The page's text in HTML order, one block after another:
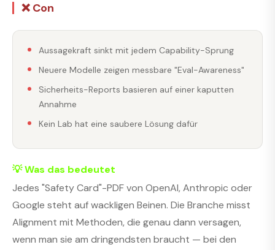
❌ Con
Aussagekraft sinkt mit jedem Capability-Sprung
Neuere Modelle zeigen messbare "Eval-Awareness"
Sicherheits-Reports basieren auf einer kaputten
Annahme
Kein Lab hat eine saubere Lösung dafür
💡 Was das bedeutet
Jedes "Safety Card"-PDF von OpenAI, Anthropic oder
Google steht auf wackligen Beinen. Die Branche misst
Alignment mit Methoden, die genau dann versagen,
wenn man sie am dringendsten braucht — bei den